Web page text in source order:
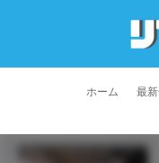
ホーム 最
お問い合わせ